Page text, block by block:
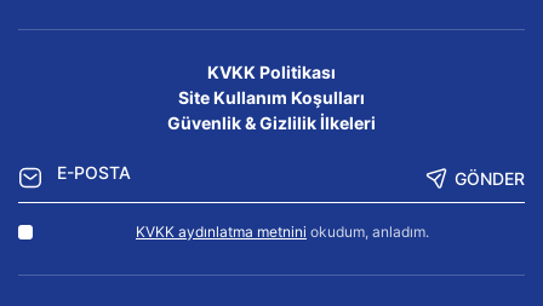
KVKK Politikası
Site Kullanım Koşulları
Güvenlik & Gizlilik İlkeleri
GÖNDER
KVKK aydınlatma metnini okudum, anladım.